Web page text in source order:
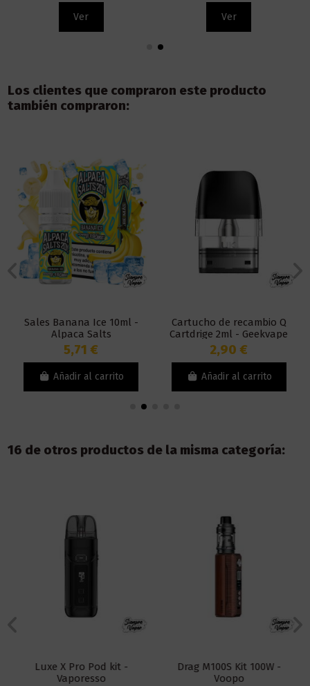
Ver Ver
Los clientes que compraron este producto
también compraron:
Sales Banana Ice 10ml -
Alpaca Salts
5,71 €
Añadir al carrito
Cartucho de recambio Q
Cartdrige 2ml - Geekvape
2,90 €
Añadir al carrito
16 de otros productos de la misma categoría:
Luxe X Pro Pod kit -
Vaporesso
Drag M100S Kit 100W -
Voopo